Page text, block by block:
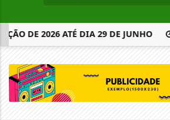
DE 2026 ATÉ DIA 29 DE JUNHO